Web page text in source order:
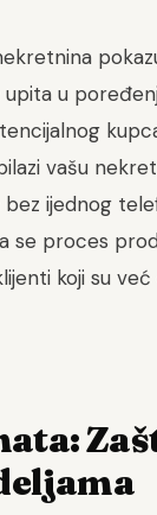
u
vašu
ijednog
se proces
koji su